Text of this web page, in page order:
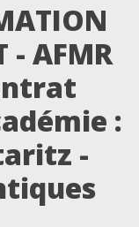
- AFMR
:
-